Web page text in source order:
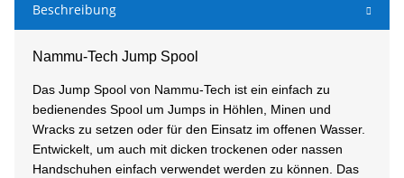
Beschreibung
Nammu-Tech Jump Spool
Das Jump Spool von Nammu-Tech ist ein einfach zu
bedienendes Spool um Jumps in Höhlen, Minen und
Wracks zu setzen oder für den Einsatz im offenen Wasser.
Entwickelt, um auch mit dicken trockenen oder nassen
Handschuhen einfach verwendet werden zu können.
Das